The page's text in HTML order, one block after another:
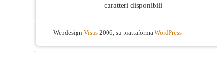
caratteri disponibili
Webdesign Visus 2006, su piattaforma WordPress